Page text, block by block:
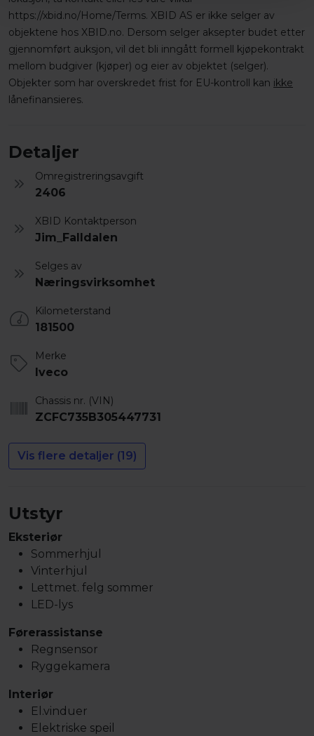
https://xbid.no/Home/Terms. XBID AS er ikke selger av
objektene hos XBID.no. Dersom selger aksepter budet etter
gjennomført auksjon, vil det bli inngått formell kjøpekontrakt
mellom budgiver (kjøper) og eier av objektet (selger).
Objekter som har overskredet frist for EU-kontroll kan ikke
lånefinansieres.
Detaljer
Omregistreringsavgift
2406
XBID Kontaktperson
Jim_Falldalen
Selges av
Næringsvirksomhet
Kilometerstand
181500
Merke
Iveco
Chassis nr. (VIN)
ZCFC735B305447731
Vis flere detaljer (19)
Utstyr
Eksteriør
Sommerhjul
Vinterhjul
Lettmet. felg sommer
LED-lys
Førerassistanse
Regnsensor
Ryggekamera
Interiør
El.vinduer
Elektriske speil